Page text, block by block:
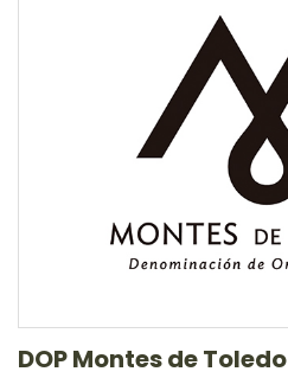
DOP Montes de Toledo